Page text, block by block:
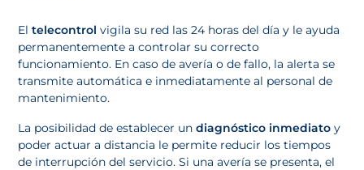
Eltelecontrol vigila su red las 24 horas del día y le ayuda
permanentemente a controlar su correcto
funcionamiento. En caso de avería o de fallo, la alerta se
transmite automática e inmediatamente al personal de
mantenimiento.
La posibilidad de establecer undiagnóstico inmediato y
poder actuar a distancia le permite reducir los tiempos
de interrupción del servicio. Si una avería se presenta, el